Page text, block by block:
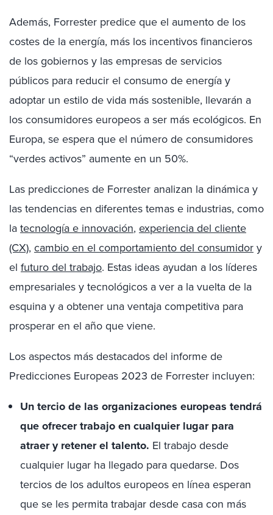
Además, Forrester predice que el aumento de los
costes de la energía, más los incentivos financieros
de los gobiernos y las empresas de servicios
públicos para reducir el consumo de energía y
adoptar un estilo de vida más sostenible, llevarán a
los consumidores europeos a ser más ecológicos. En
Europa, se espera que el número de consumidores
“verdes activos” aumente en un 50%.
Las predicciones de Forrester analizan la dinámica y
las tendencias en diferentes temas e industrias, como
latecnología e innovación, experiencia del cliente
(CX), cambio en el comportamiento del consumidory
el futuro del trabajo. Estas ideas ayudan a los líderes
empresariales y tecnológicos a ver a la vuelta de la
esquina y a obtener una ventaja competitiva para
prosperar en el año que viene.
Los aspectos más destacados del informe de
Predicciones Europeas 2023 de Forrester incluyen:
Un tercio de las organizaciones europeas tendrá
que ofrecer trabajo en cualquier lugar para
atraer y retener el talento. El trabajo desde
cualquier lugar ha llegado para quedarse. Dos
tercios de los adultos europeos en línea esperan
que se les permita trabajar desde casa con más